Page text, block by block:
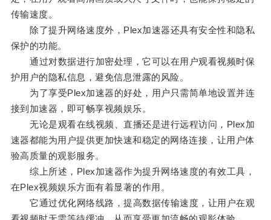
传输速度。
除了提升网络速度外，Plex加速器还具有安全性和隐私
保护的功能。
通过对数据进行加密处理，它可以在用户观看视频时保
护用户的隐私信息，避免信息泄露的风险。
为了享受Plex加速器的好处，用户只需简单地设置并连
接到加速器，即可畅享视频娱乐。
无论是观看在线视频、直播还是进行远程访问，Plex加
速器都能为用户提供更加快速和稳定的网络连接，让用户体
验高质量的观影服务。
综上所述，Plex加速器作为提升网络速度的有效工具，
在Plex视频娱乐方面有着显著的作用。
它通过优化网络线路，提高数据传输速度，让用户在观